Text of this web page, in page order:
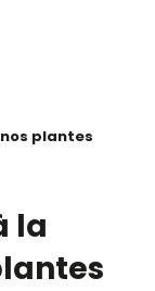
plantes
la